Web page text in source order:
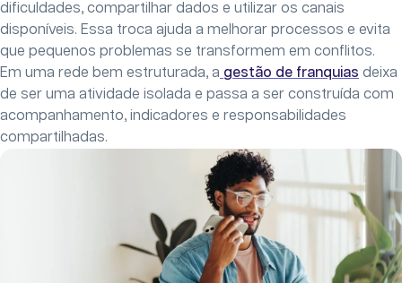
dificuldades, compartilhar dados e utilizar os canais
disponíveis. Essa troca ajuda a melhorar processos e evita
que pequenos problemas se transformem em conflitos.
Em uma rede bem estruturada, a gestão de franquias deixa
de ser uma atividade isolada e passa a ser construída com
acompanhamento, indicadores e responsabilidades
compartilhadas.